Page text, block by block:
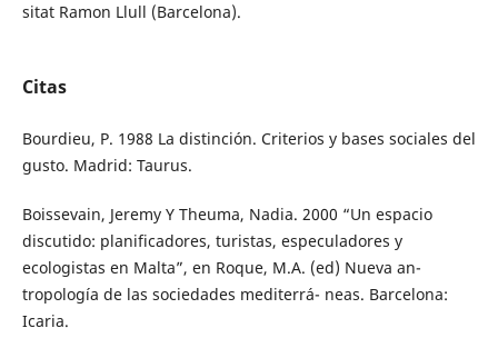
sitat Ramon Llull (Barcelona).
Citas
Bourdieu, P. 1988 La distinción. Criterios y bases sociales del
gusto. Madrid: Taurus.
Boissevain, Jeremy Y Theuma, Nadia. 2000 “Un espacio
discutido: planificadores, turistas, especuladores y
ecologistas en Malta”, en Roque, M.A. (ed) Nueva an-
tropología de las sociedades mediterrá- neas. Barcelona:
Icaria.